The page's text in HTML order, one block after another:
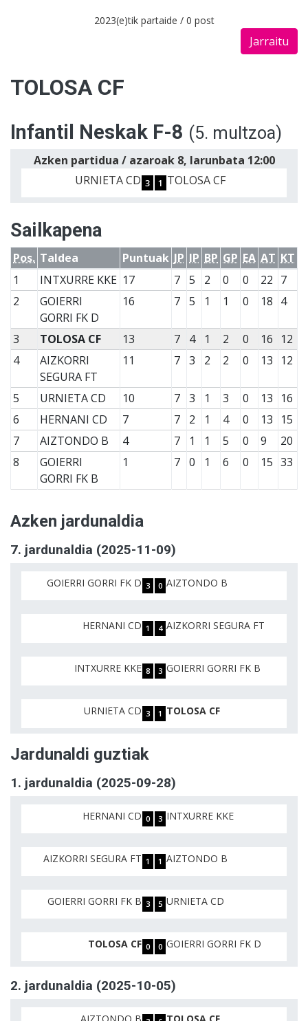
2023(e)tik partaide / 0 post
Jarraitu
TOLOSA CF
Infantil Neskak F-8 (5. multzoa)
Azken partidua / azaroak 8, larunbata 12:00
URNIETA CD 3 1 TOLOSA CF
Sailkapena
Pos. Taldea Puntuak JP IP BP GP EA AT KT
1
INTXURRE KKE 17 7 5 2 0 0 22 7
2
GOIERRI
GORRI FK D
16 7 5 1 1 0 18 4
3 TOLOSA CF 13 7 4 1 2 0 16
12
4
AIZKORRI
SEGURA FT
11 7 3 2 2 0 13 12
5 URNIETA CD 10 7 3 1 3 0 13
16
6
HERNANI CD 7 7 2 1 4 0 13
15
7
AIZTONDO B 4 7 1 1 5 0 9
20
8
GOIERRI
GORRI FK B
1 7 0 1 6 0 15 33
Azken jardunaldia
7. jardunaldia (2025-11-09)
GOIERRI GORRI FK D 3 0 AIZTONDO B
HERNANI CD 1 4 AIZKORRI SEGURA FT
INTXURRE KKE 8 3 GOIERRI GORRI FK B
URNIETA CD 3 1 TOLOSA CF
Jardunaldi guztiak
1. jardunaldia (2025-09-28)
HERNANI CD 0 3 INTXURRE KKE
AIZKORRI SEGURA FT 1 1 AIZTONDO B
GOIERRI GORRI FK B 3 5 URNIETA CD
TOLOSA CF 0 0 GOIERRI GORRI FK D
2. jardunaldia (2025-10-05)
AIZTONDO B TOLOSA CF